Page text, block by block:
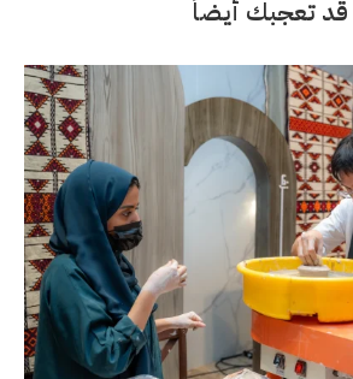
قد تعجبك أيضاً